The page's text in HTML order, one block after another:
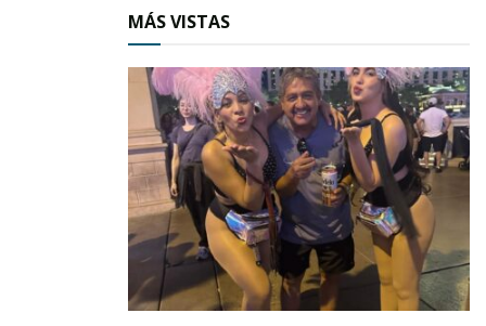
MÁS VISTAS